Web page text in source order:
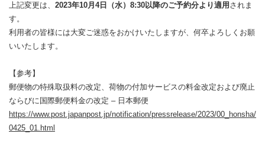
上記変更は、 2023年10月4日（水）8:30以降のご予約分より適用 されま
す。
利用者の皆様には大変ご迷惑をおかけいたしますが、何卒よろしくお願
いいたします。
【参考】
郵便物の特殊取扱料の改定、荷物の付加サービスの料金改定および廃止
ならびに国際郵便料金の改定 – 日本郵便
https://www.post.japanpost.jp/notification/pressrelease/2023/00_honsha/
0425_01.html